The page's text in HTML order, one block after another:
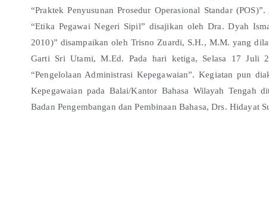
“Praktek Penyusunan Prosedur Operasional Standar
“Etika Pegawai Negeri Sipil” disajikan oleh Dra. Dyah
2010)” disampaikan oleh Trisno Zuardi, S.H., M.M. yang
Garti Sri Utami, M.Ed. Pada hari ketiga, Selasa 17 Juli
“Pengelolaan Administrasi Kepegawaian”. Kegiatan pun
Kepegawaian pada Balai/Kantor Bahasa Wilayah Tengah
Badan Pengembangan dan Pembinaan Bahasa, Drs. Hidayat